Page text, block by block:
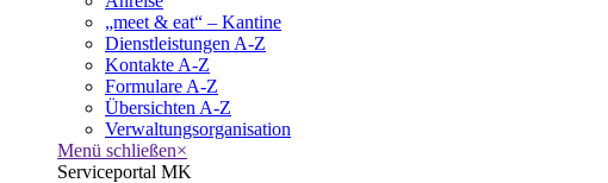
„meet & eat“ – Kantine
Dienstleistungen A-Z
Kontakte A-Z
Formulare A-Z
Übersichten A-Z
Verwaltungsorganisation
Menü schließen×
Serviceportal MK